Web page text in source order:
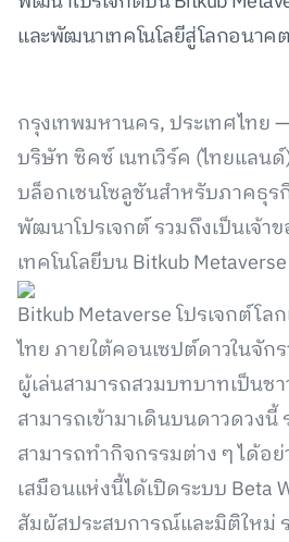
และพัฒนาเทคโนโลยีสู่โลกอนาคต
กรุงเทพมหานคร, ประเทศไทย
บริษัท ซิคซ์ เนทเวิร์ค (ไทยแล
บล็อกเชนโซลูชันสำหรับภาคธุร
พัฒนาโปรเจกต์ รวมถึงเป็นเจ้
เทคโนโลยีบน Bitkub Metaverse
Bitkub Metaverse โปรเจกต์โ
ไทย ภายใต้คอนเซปต์ดาวในจักร
ผู้เล่นสามารถสวมบทบาทเป็นชา
สามารถเข้ามาเดินบนดาวดวง
สามารถทำกิจกรรมต่าง ๆ ได้อย่
เสมือนแห่งนี้ได้เปิดระบบ Beta
สัมผัสประสบการณ์และมิติใหม่